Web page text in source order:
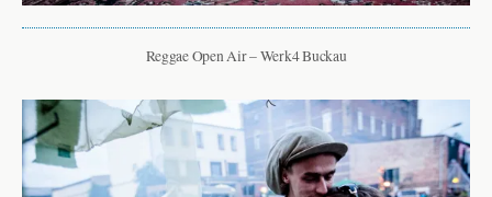
Reggae Open Air – Werk4 Buckau